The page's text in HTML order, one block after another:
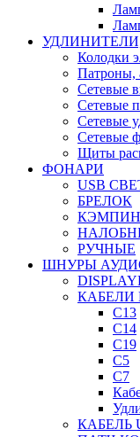
Колодки
Патроны,
Сетевые
Сетевые
Сетевые
Сетевые
Щиты
ФОНАРИ
USB
БРЕЛОК
РУЧНЫЕ
ШНУРЫ
КАБЕЛИ
C13
C14
C19
C5
C7
КАБЕЛЬ